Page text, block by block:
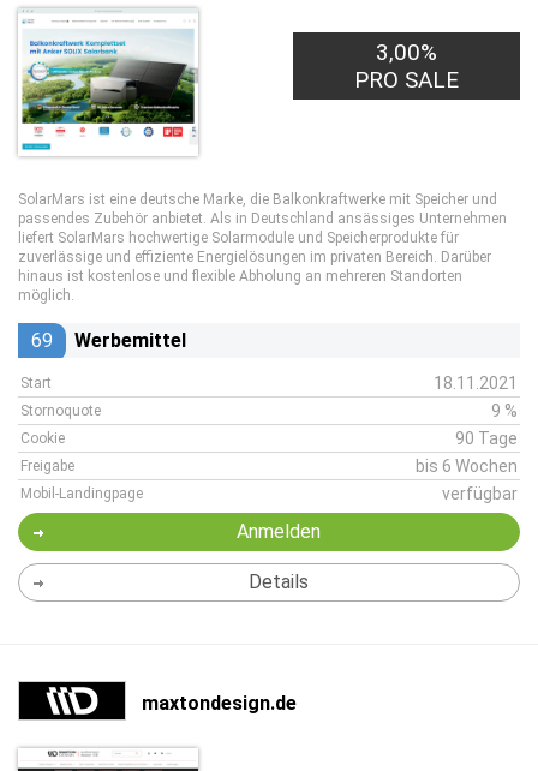
3,00%
PRO SALE
SolarMars ist eine deutsche Marke, die Balkonkraftwerke mit Speicher und
passendes Zubehör anbietet. Als in Deutschland ansässiges Unternehmen
liefert SolarMars hochwertige Solarmodule und Speicherprodukte für
zuverlässige und effiziente Energielösungen im privaten Bereich. Darüber
hinaus ist kostenlose und flexible Abholung an mehreren Standorten
möglich.
69 Werbemittel
Start 18.11.2021
Stornoquote 9 %
Cookie 90 Tage
Freigabe bis 6 Wochen
Mobil-Landingpage verfügbar
Anmelden
Details
maxtondesign.de